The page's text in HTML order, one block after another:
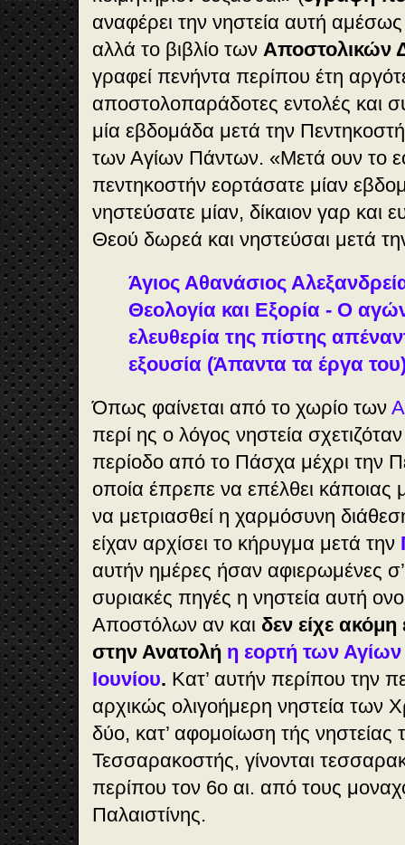
αναφέρει την νηστεία αυτή
αλλά το βιβλίο των Αποστολικών
γραφεί πενήντα περίπου έτη
αποστολοπαράδοτες εντολές και
μία εβδομάδα μετά την
των Αγίων Πάντων. «Μετά ουν το
πεντηκοστήν εορτάσατε μίαν
νηστεύσατε μίαν, δίκαιον γαρ και
Θεού δωρεά και νηστεύσαι μετά
Άγιος Αθανάσιος
Θεολογία και Εξορία - Ο
ελευθερία της πίστης
εξουσία (Άπαντα τα έργα
Όπως φαίνεται από το χωρίο των
περί ης ο λόγος νηστεία
περίοδο από το Πάσχα μέχρι την
οποία έπρεπε να επέλθει
να μετριασθεί η χαρμόσυνη
είχαν αρχίσει το κήρυγμα μετά την
αυτήν ημέρες ήσαν αφιερωμένες σ’
συριακές πηγές η νηστεία αυτή
Αποστόλων αν και δεν είχε
στην Ανατολή η εορτή των
Ιουνίου. Κατ’ αυτήν περίπου την
αρχικώς ολιγοήμερη νηστεία των
δύο, κατ’ αφομοίωση τής νηστείας
Τεσσαρακοστής, γίνονται
περίπου τον 6ο αι. από τους
Παλαιστίνης.